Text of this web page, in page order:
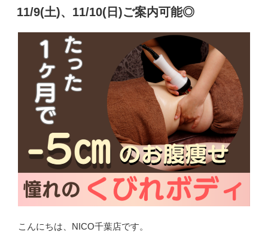
稿
日:
11/9(土)、11/10(日)ご案内可能◎
こんにちは、NICO千葉店です。